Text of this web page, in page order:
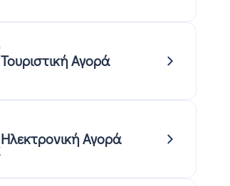
Τουριστική Αγορά
Ηλεκτρονική Αγορά